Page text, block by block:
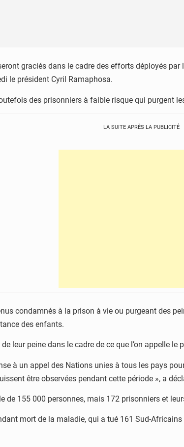
graciés dans le cadre des efforts déployés
le président Cyril Ramaphosa.
des prisonniers à faible risque qui purgent
LA SUITE APRÈS LA PUBLICITÉ
condamnés à la prison à vie ou purgeant des
des enfants.
leur peine dans le cadre de ce que l’on appelle
à un appel des Nations unies à tous les pays
être observées pendant cette période », a
de 155 000 personnes, mais 172 prisonniers et
mort de la maladie, qui a tué 161 Sud-